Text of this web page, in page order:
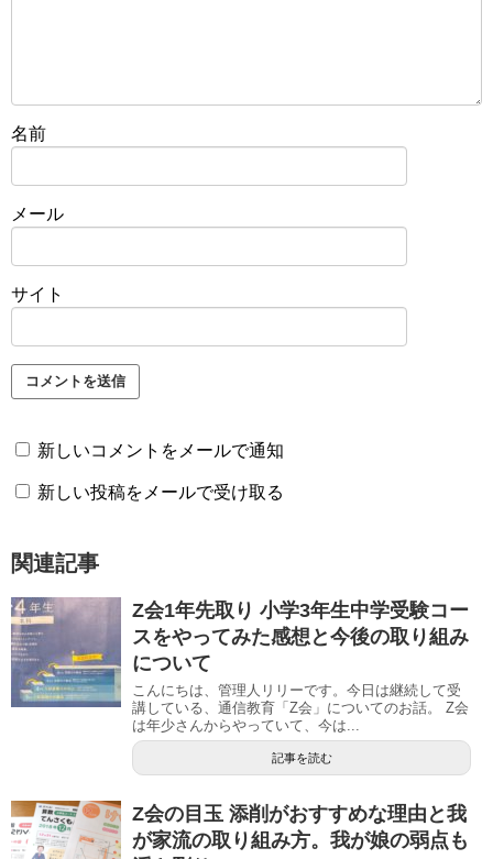
名前
メール
サイト
新しいコメントをメールで通知
新しい投稿をメールで受け取る
関連記事
Z会1年先取り 小学3年生中学受験コー
スをやってみた感想と今後の取り組み
について
こんにちは、管理人リリーです。今日は継続して受
講している、通信教育「Z会」についてのお話。 Z会
は年少さんからやっていて、今は...
記事を読む
Z会の目玉 添削がおすすめな理由と我
が家流の取り組み方。我が娘の弱点も